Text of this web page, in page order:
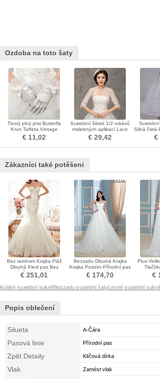
Ozdoba na toto šaty
Tlustý plný prst Butterfly
Knot Taffeta Vintage
svatební rukavice
€ 11,02
Svatební šátek 1/2 rukávů
malebných aplikací Lace
Fabric
€ 29,42
Svatební
Silná čistá
€
Zákazníci také potěšeni
Bez ramínek Krajka Pláž
Dlouhá Klesl pas Bez
rukávů Svatební šaty
€ 251,01
Bezzadu Dlouhá Krajka
Krajka Podzim Přírodní pas
Svatební šaty
€ 174,70
Plus
€
Krátké svatební sukněBezzadu svatební šatyLevné svatební
Popis oblečení
Silueta A-Čára
Pasová linie Přírodní pas
Zpět Detaily Klíčová dírka
Vlak Zamést vlak